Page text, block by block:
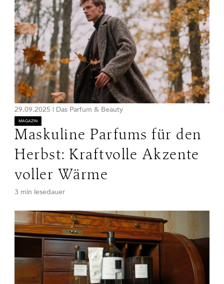
29.09.2025 | Das Parfum & Beauty
MAGAZIN
Maskuline Parfums für den
Herbst: Kraftvolle Akzente
voller Wärme
3 min lesedauer